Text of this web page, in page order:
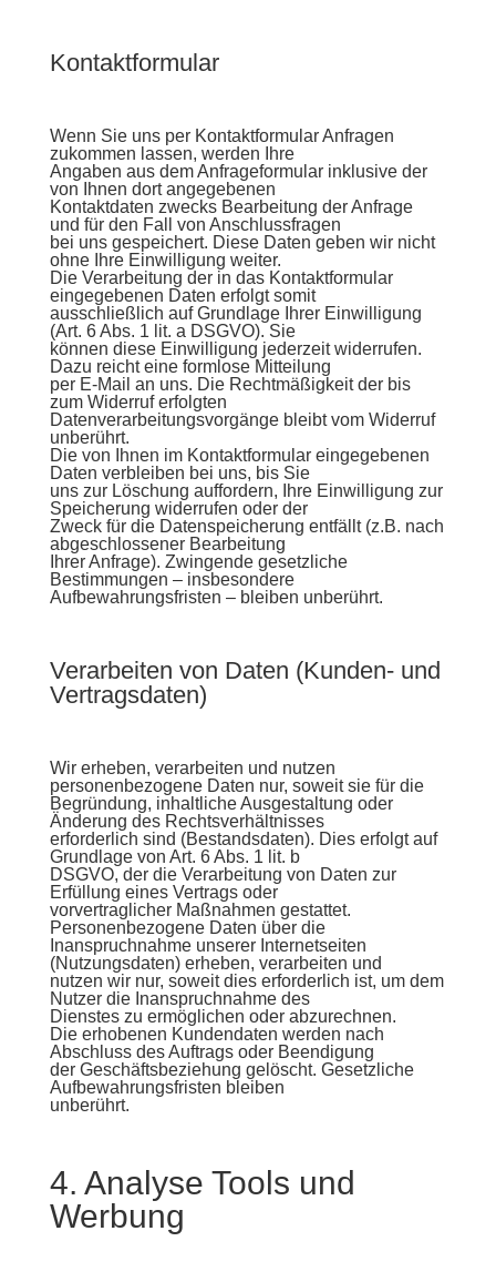
Kontaktformular
Wenn Sie uns per Kontaktformular Anfragen
zukommen lassen, werden Ihre
Angaben aus dem Anfrageformular inklusive der
von Ihnen dort angegebenen
Kontaktdaten zwecks Bearbeitung der Anfrage
und für den Fall von Anschlussfragen
bei uns gespeichert. Diese Daten geben wir nicht
ohne Ihre Einwilligung weiter.
Die Verarbeitung der in das Kontaktformular
eingegebenen Daten erfolgt somit
ausschließlich auf Grundlage Ihrer Einwilligung
(Art. 6 Abs. 1 lit. a DSGVO). Sie
können diese Einwilligung jederzeit widerrufen.
Dazu reicht eine formlose Mitteilung
per E-Mail an uns. Die Rechtmäßigkeit der bis
zum Widerruf erfolgten
Datenverarbeitungsvorgänge bleibt vom Widerruf
unberührt.
Die von Ihnen im Kontaktformular eingegebenen
Daten verbleiben bei uns, bis Sie
uns zur Löschung auffordern, Ihre Einwilligung zur
Speicherung widerrufen oder der
Zweck für die Datenspeicherung entfällt (z.B. nach
abgeschlossener Bearbeitung
Ihrer Anfrage). Zwingende gesetzliche
Bestimmungen – insbesondere
Aufbewahrungsfristen – bleiben unberührt.
Verarbeiten von Daten (Kunden- und
Vertragsdaten)
Wir erheben, verarbeiten und nutzen
personenbezogene Daten nur, soweit sie für die
Begründung, inhaltliche Ausgestaltung oder
Änderung des Rechtsverhältnisses
erforderlich sind (Bestandsdaten). Dies erfolgt auf
Grundlage von Art. 6 Abs. 1 lit. b
DSGVO, der die Verarbeitung von Daten zur
Erfüllung eines Vertrags oder
vorvertraglicher Maßnahmen gestattet.
Personenbezogene Daten über die
Inanspruchnahme unserer Internetseiten
(Nutzungsdaten) erheben, verarbeiten und
nutzen wir nur, soweit dies erforderlich ist, um dem
Nutzer die Inanspruchnahme des
Dienstes zu ermöglichen oder abzurechnen.
Die erhobenen Kundendaten werden nach
Abschluss des Auftrags oder Beendigung
der Geschäftsbeziehung gelöscht. Gesetzliche
Aufbewahrungsfristen bleiben
unberührt.
4. Analyse Tools und
Werbung